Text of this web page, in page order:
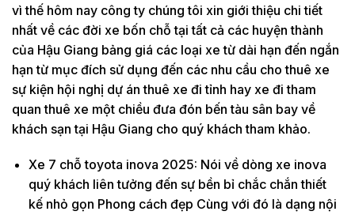
vì thế hôm nay công ty chúng tôi xin giới thiệu chi tiết
nhất về các đời xe bốn chỗ tại tất cả các huyện thành
của Hậu Giang bảng giá các loại xe từ dài hạn đến ngắn
hạn từ mục đích sử dụng đến các nhu cầu cho thuê xe
sự kiện hội nghị dự án thuê xe đi tỉnh hay xe đi tham
quan thuê xe một chiều đưa đón bến tàu sân bay về
khách sạn tại Hậu Giang cho quý khách tham khảo.
Xe 7 chỗ toyota inova 2025: Nói về dòng xe inova
quý khách liên tưởng đến sự bền bỉ chắc chắn thiết
kế nhỏ gọn Phong cách đẹp Cùng với đó là dạng nội